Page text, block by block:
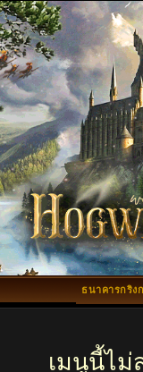
ธนาคารกริง
เมนูนี้ไม่